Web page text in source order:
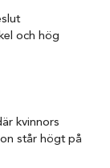
och hög
kvinnors
står högt på